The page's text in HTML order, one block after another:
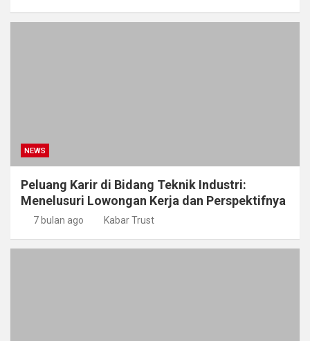
NEWS
Peluang Karir di Bidang Teknik Industri:
Menelusuri Lowongan Kerja dan Perspektifnya
7 bulan ago Kabar Trust